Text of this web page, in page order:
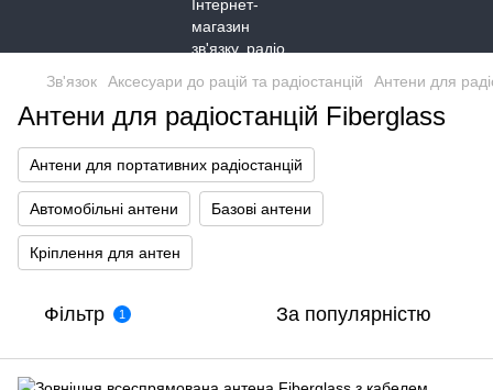
Зв'язок Аксесуари до рацій та радіостанцій Антени для
Антени для радіостанцій Fiberglass
Антени для портативних радіостанцій
Автомобільні антени Базові антени
Кріплення для антен
Фільтр 1 За популярністю